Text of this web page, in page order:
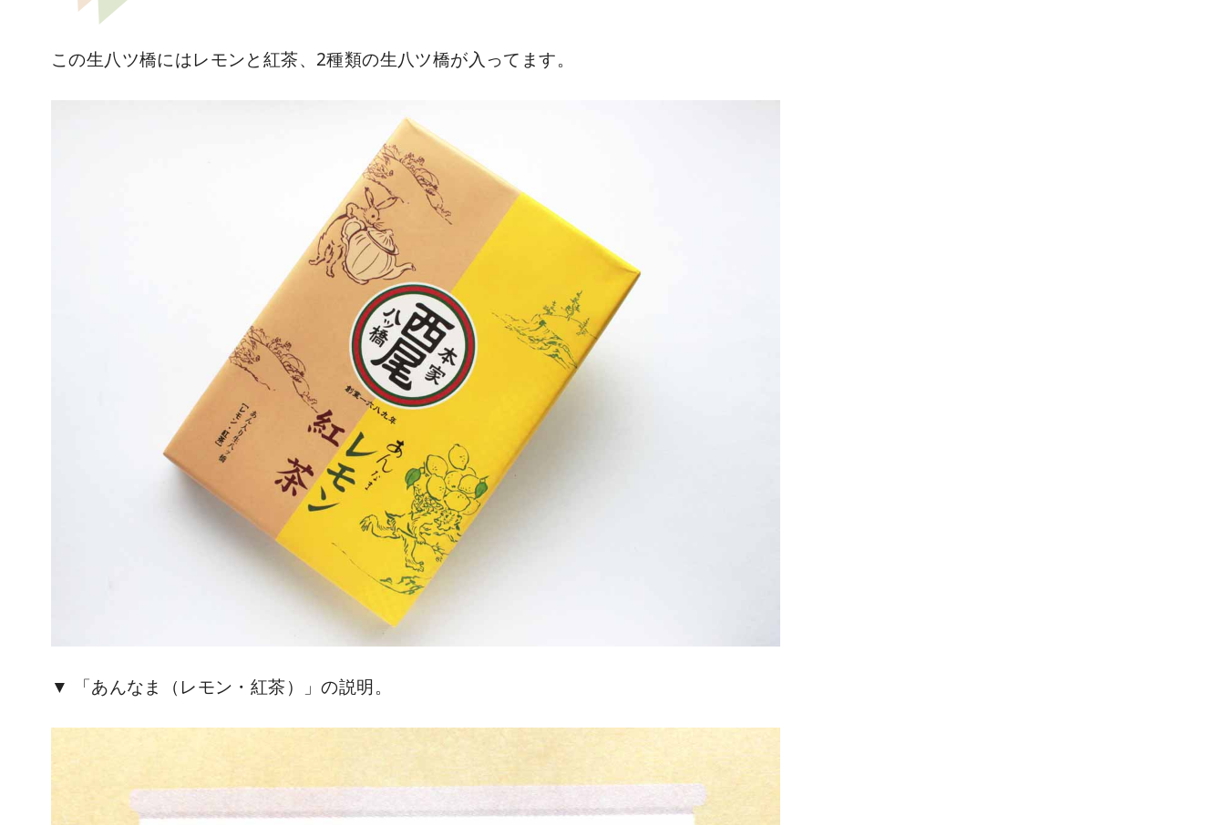
この生八ツ橋にはレモンと紅茶、2種類の生八ツ橋が入ってます。
「あんなま（レモン・紅茶）」の説明。